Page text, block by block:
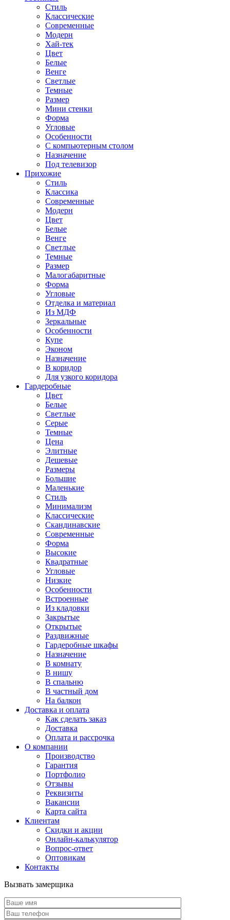
Стиль
Классические
Современные
Модерн
Хай-тек
Цвет
Белые
Венге
Светлые
Темные
Размер
Мини стенки
Форма
Угловые
Особенности
С компьютерным столом
Назначение
Под телевизор
Прихожие
Стиль
Классика
Современные
Модерн
Цвет
Белые
Венге
Светлые
Темные
Размер
Малогабаритные
Форма
Угловые
Отделка и материал
Из МДФ
Зеркальные
Особенности
Купе
Эконом
Назначение
В коридор
Для узкого коридора
Гардеробные
Цвет
Белые
Светлые
Серые
Темные
Цена
Элитные
Дешевые
Размеры
Большие
Маленькие
Стиль
Минимализм
Классические
Скандинавские
Современные
Форма
Высокие
Квадратные
Угловые
Низкие
Особенности
Встроенные
Из кладовки
Закрытые
Открытые
Раздвижные
Гардеробные шкафы
Назначение
В комнату
В нишу
В спальню
В частный дом
На балкон
Доставка и оплата
Как сделать заказ
Доставка
Оплата и рассрочка
О компании
Производство
Гарантия
Портфолио
Отзывы
Реквизиты
Вакансии
Карта сайта
Клиентам
Скидки и акции
Онлайн-калькулятор
Вопрос-ответ
Оптовикам
Контакты
Вызвать замерщика